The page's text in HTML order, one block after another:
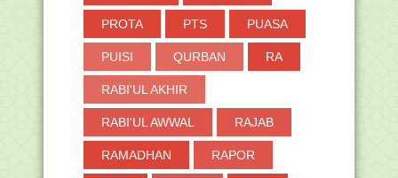
PROTA PTS PUASA
PUISI QURBAN RA
RABI'UL AKHIR
RABI'UL AWWAL RAJAB
RAMADHAN RAPOR